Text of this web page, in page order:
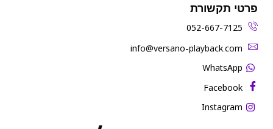
פרטי תקשורת
052-667-7125
‫info@versano-playback.com‬
WhatsApp
Facebook
Instagram